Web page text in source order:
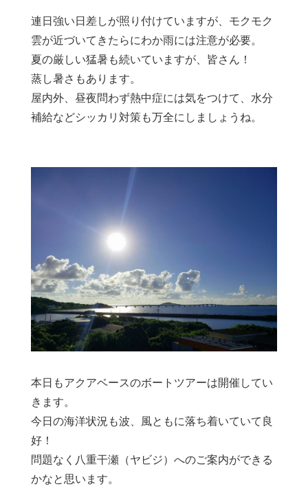
連日強い日差しが照り付けていますが、モクモク
雲が近づいてきたらにわか雨には注意が必要。
夏の厳しい猛暑も続いていますが、皆さん！
蒸し暑さもあります。
屋内外、昼夜問わず熱中症には気をつけて、水分
補給などシッカリ対策も万全にしましょうね。
本日もアクアベースのボートツアーは開催してい
きます。
今日の海洋状況も波、風ともに落ち着いていて良
好！
問題なく八重干瀬（ヤビジ）へのご案内ができる
かなと思います。